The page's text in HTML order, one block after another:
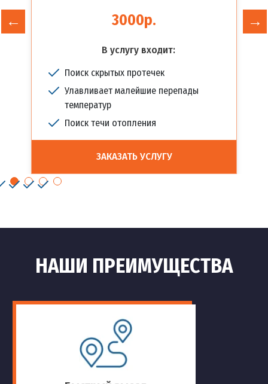
3000р.
В услугу входит:
Поиск скрытых протечек
Улавливает малейшие перепады
температур
Поиск течи отопления
ЗАКАЗАТЬ УСЛУГУ
НАШИ ПРЕИМУЩЕСТВА